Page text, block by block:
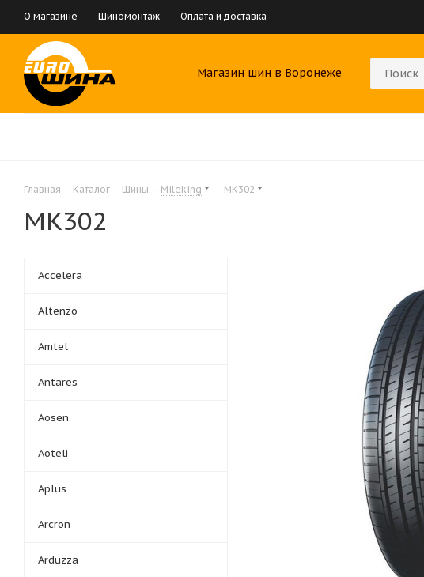
О магазине Шиномонтаж Оплата и доставка
Магазин шин в Воронеже
Главная - Каталог - Шины - Mileking - MK302
MK302
Accelera
Altenzo
Amtel
Antares
Aosen
Aoteli
Aplus
Arcron
Arduzza